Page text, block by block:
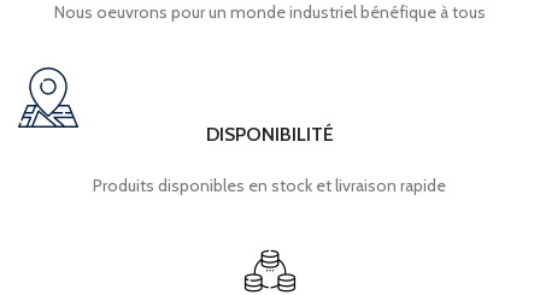
Nous oeuvrons pour un monde industriel bénéfique à tous
DISPONIBILITÉ
Produits disponibles en stock et livraison rapide